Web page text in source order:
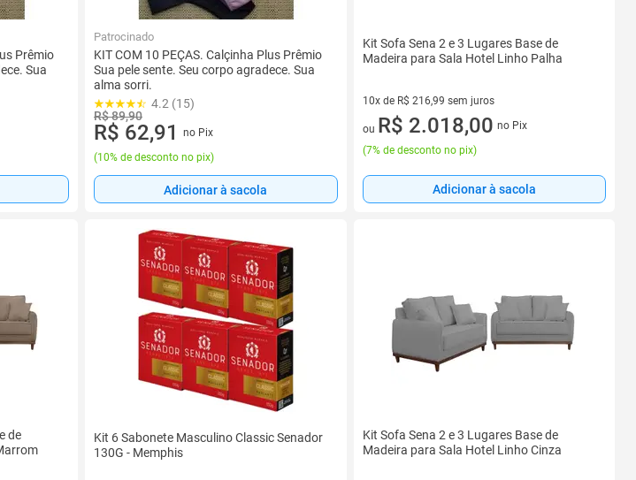
Prêmio
Sua
Patrocinado
KIT COM 10 PEÇAS. Calçinha Plus Prêmio
Sua pele sente. Seu corpo agradece. Sua
alma sorri.
4.2 (15)
R$ 89,90
R$ 62,91
no Pix
(10% de desconto no pix)
Adicionar à sacola
Kit Sofa Sena 2 e 3 Lugares Base de
Madeira para Sala Hotel Linho Palha
10x de R$ 216,99 sem juros
10 vez de R$ 216,99 sem juros
ou R$ 2.018,00 no Pix
(7% de desconto no pix)
Adicionar à sacola
de
Kit 6 Sabonete Masculino Classic Senador
130G - Memphis
Kit Sofa Sena 2 e 3 Lugares Base de
Madeira para Sala Hotel Linho Cinza